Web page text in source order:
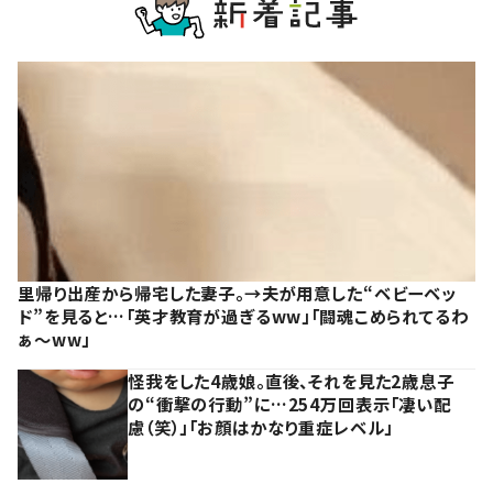
里帰り出産から帰宅した妻子。→夫が用意した“ベビーベッ
ド”を見ると…「英才教育が過ぎるww」「闘魂こめられてるわ
ぁ～ww」
怪我をした4歳娘。直後、それを見た2歳息子
の“衝撃の行動”に…254万回表示「凄い配
慮（笑）」「お顔はかなり重症レベル」